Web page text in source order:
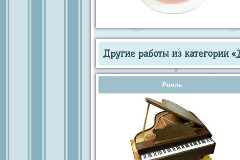
Другие работы из категории «
Рояль